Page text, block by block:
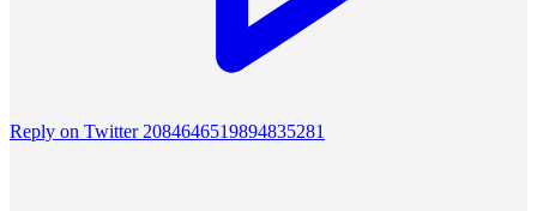
Reply on Twitter 2084646519894835281